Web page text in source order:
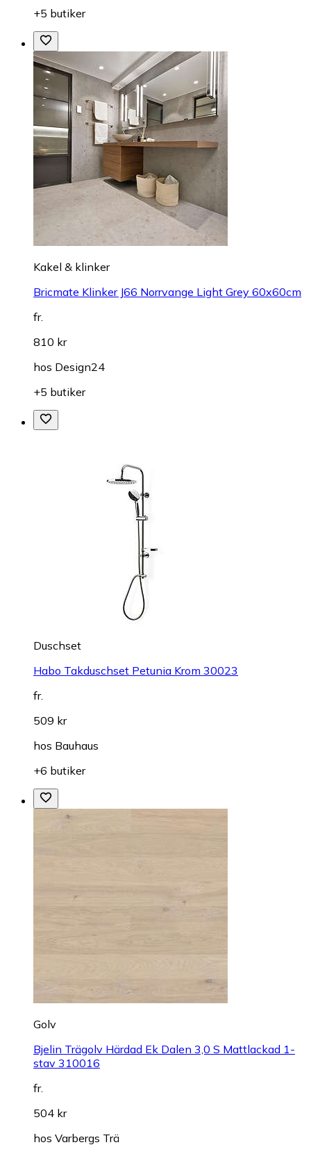
+5 butiker
Kakel & klinker
Bricmate Klinker J66 Norrvange Light Grey 60x60cm
fr.
810 kr
hos Design24
+5 butiker
Duschset
Habo Takduschset Petunia Krom 30023
fr.
509 kr
hos Bauhaus
+6 butiker
Golv
Bjelin Trägolv Härdad Ek Dalen 3,0 S Mattlackad 1-
stav 310016
fr.
504 kr
hos Varbergs Trä